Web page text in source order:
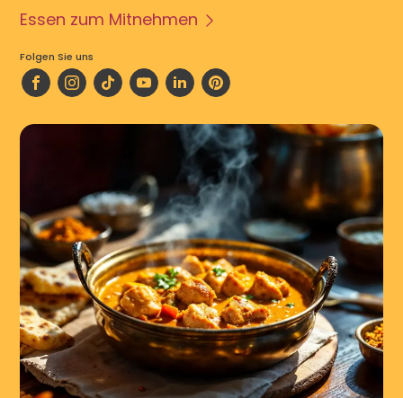
Essen zum Mitnehmen
Folgen Sie uns